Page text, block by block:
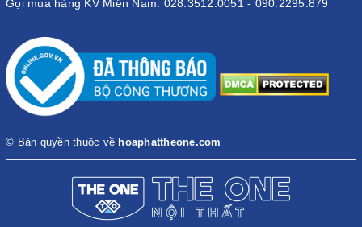
Gọi mua hàng KV Miền Nam: 028.3512.0051 - 090.2295.879
© Bản quyền thuộc về hoaphattheone.com